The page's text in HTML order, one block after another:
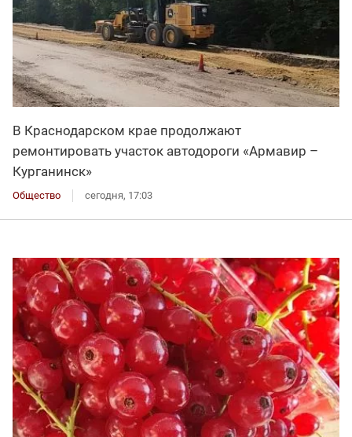
В Краснодарском крае продолжают
ремонтировать участок автодороги «Армавир –
Курганинск»
Общество сегодня, 17:03